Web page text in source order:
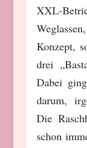
XXL-
Konzept,
drei
Dabei
darum,
Die
schon